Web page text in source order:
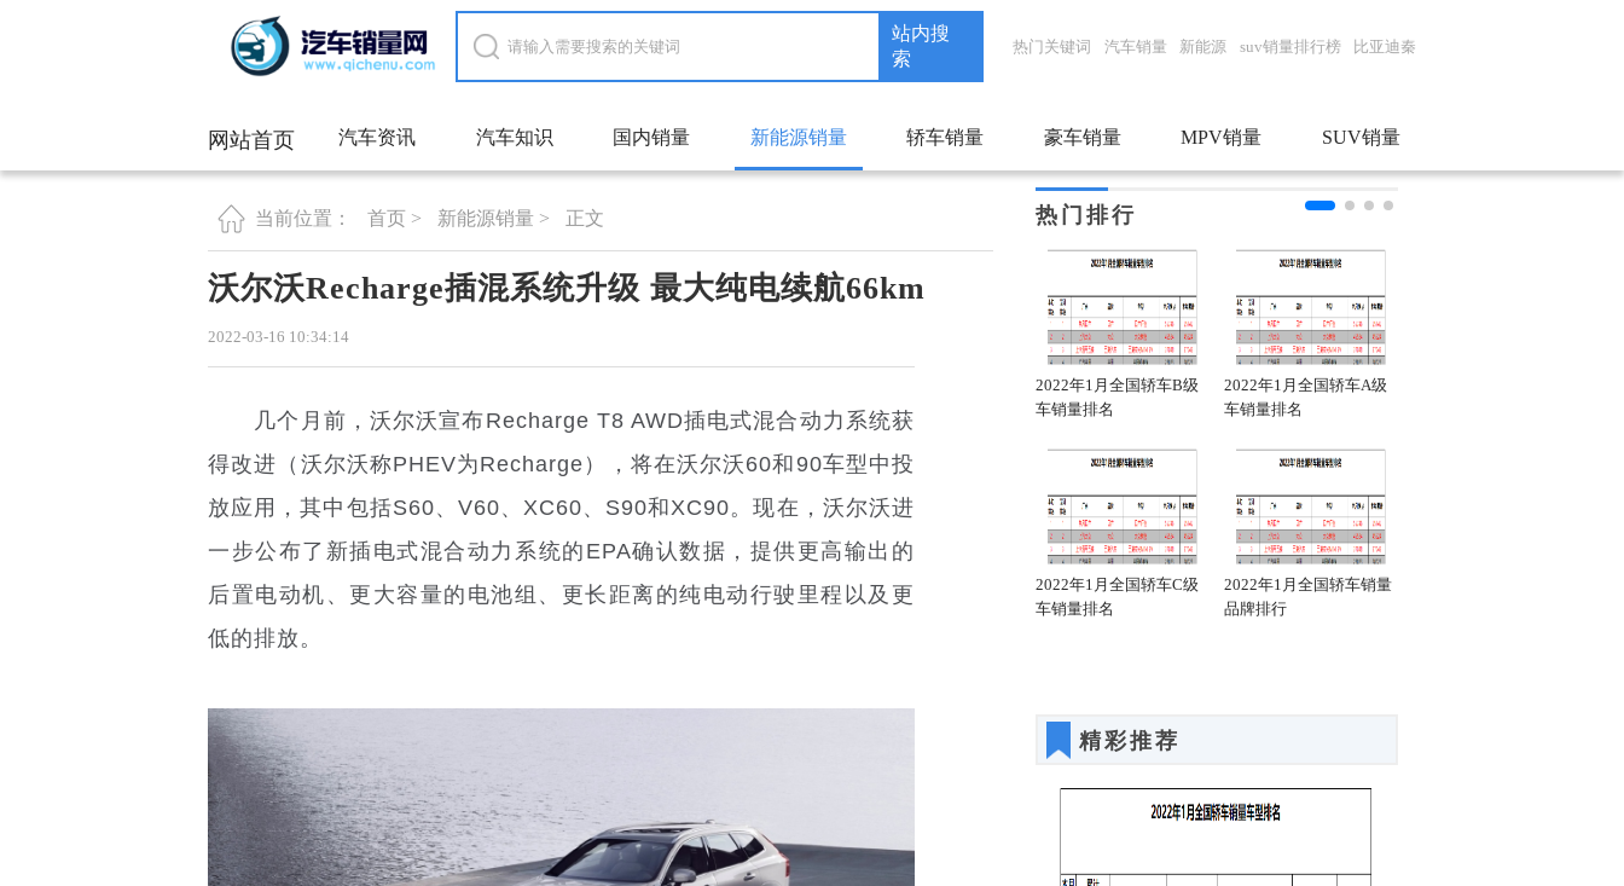
站内搜
索
热门关键词 汽车销量 新能源 suv销量排行榜 比亚迪秦
网站首页 汽车资讯 汽车知识 国内销量 新能源销量 轿车销量 豪车销量 MPV销量 SUV销量
当前位置： 首页 > 新能源销量 > 正文
沃尔沃Recharge插混系统升级 最大纯电续航66km
2022-03-16 10:34:14
几个月前，沃尔沃宣布Recharge T8 AWD插电式混合动力系统获
得改进（沃尔沃称PHEV为Recharge），将在沃尔沃60和90车型中投
放应用，其中包括S60、V60、XC60、S90和XC90。现在，沃尔沃进
一步公布了新插电式混合动力系统的EPA确认数据，提供更高输出的
后置电动机、更大容量的电池组、更长距离的纯电动行驶里程以及更
低的排放。
热门排行
A级车销量排名
C级车销量排名
2022年1月全国轿车销量
同比增幅排名
2022年1月全国轿车销量
汽车厂商排名
2022年1月全国轿车B级
车销量排名
2022年1月全国轿车A级
车销量排名
2022年1月全国轿车C级
车销量排名
2022年1月全国轿车销量
品牌排行
精彩推荐